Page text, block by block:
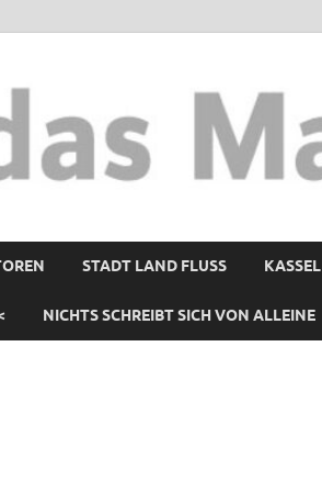
STADT LAND FLUSS KASSEL
NICHTS SCHREIBT SICH VON ALLEINE